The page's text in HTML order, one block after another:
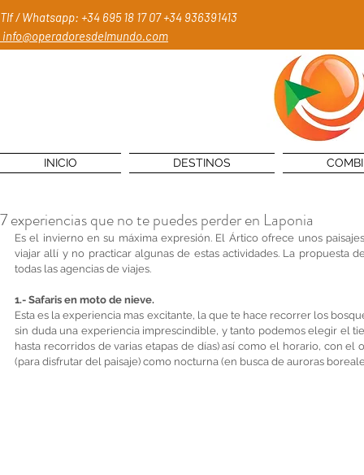
Tlf / Whatsapp: +34 695 18 17 07+34 936391413
info@operadoresdelmundo.com
INICIO DESTINOS
7 experiencias que no te puedes perder en Laponia
Es el invierno en su máxima expresión. El Ártico ofrece unos
viajar allí y no practicar algunas de estas actividades. La propuesta
todas las agencias de viajes.
1.- Safaris en moto de nieve.
Esta es la experiencia mas excitante, la que te hace recorrer los
sin duda una experiencia imprescindible, y tanto podemos elegir el
hasta recorridos de varias etapas de días) así como el horario, con
(para disfrutar del paisaje) como nocturna (en busca de auroras